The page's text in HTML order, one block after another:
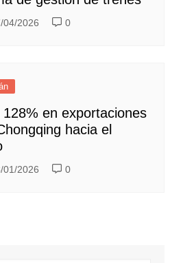
04/2026 0
en exportaciones
hacia el
01/2026 0